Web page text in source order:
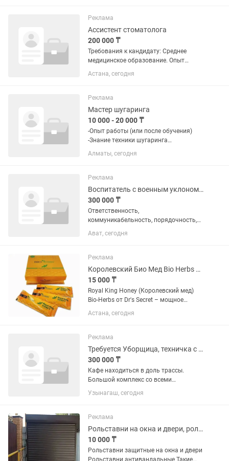
Реклама
Ассистент стоматолога
200 000 ₸
Требования к кандидату: Среднее
медицинское образование. Опыт
работы ассистентом стоматолога
приветствуется. Знание санитарно-
асептики/антисептики. ...
Астана, сегодня
Реклама
Мастер шугаринга
10 000 - 20 000 ₸
-Опыт работы (или после обучения)
-Знание техники шугаринга
(мануальная ) -Аккуратность и
соблюдение санитарных норм -Умение
-Ответственность и...
Алматы, сегодня
Реклама
Воспитатель с военным уклономгруппы продлённого дня
300 000 ₸
Ответственность,
коммуникабельность, порядочность,
умение работать с детьми мужского
пола школьного возраста,
контроль проведения режима дня,
организация мероприятии,...
Ават, сегодня
Реклама
Королевский Био Мед Bio Herbs Royal King
15 000 ₸
Royal King Honey (Королевский мед)
Bio-Herbs от Dr's Secret – мощное
средство по укреплению мужского
здоровья из меда и экзотических трав.
эрекцию до максимума,...
Астана, сегодня
Реклама
Требуется Уборщица, техничка с проживанием в кафе
300 000 ₸
Кафе находиться в доль трассы.
Большой комплекс со всеми
условиями. Уборка кухни, зала,
санузлов и подсобных помещений
течение дня •Мытье полов,
поверхностей, уборка...
Узынагаш, сегодня
Реклама
Рольставни на окна и двери, ролеты, пол ставни
10 000 ₸
Рольставни защитные на окна и двери
Рольставни антивандальные Такие